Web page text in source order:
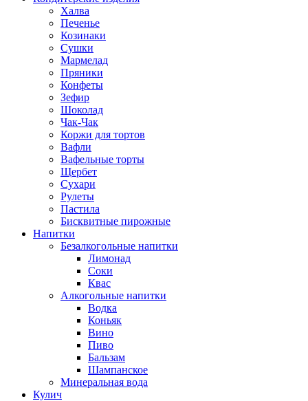
Халва
Печенье
Козинаки
Сушки
Мармелад
Пряники
Конфеты
Зефир
Шоколад
Чак-Чак
Коржи для тортов
Вафли
Вафельные торты
Щербет
Сухари
Рулеты
Пастила
Бисквитные пирожные
Напитки
Безалкогольные напитки
Лимонад
Соки
Квас
Алкогольные напитки
Водка
Коньяк
Вино
Пиво
Бальзам
Шампанское
Минеральная вода
Кулич